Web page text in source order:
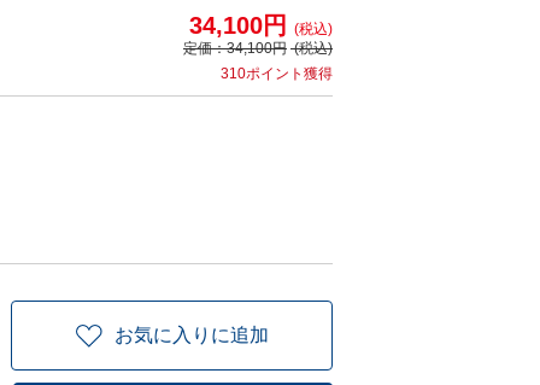
34,100円
(税込)
定価：34,100円 (税込)
310ポイント獲得
お気に入りに追加